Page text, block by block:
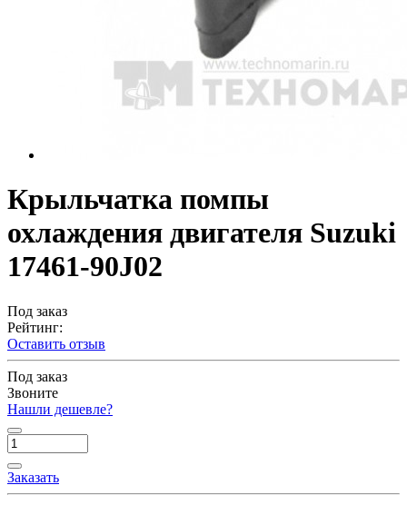
Крыльчатка помпы
охлаждения двигателя Suzuki
17461-90J02
Под заказ
Рейтинг:
Оставить отзыв
Под заказ
Звоните
Нашли дешевле?
Заказать